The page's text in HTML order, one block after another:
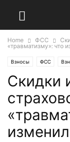
Home ФСС
«травматизму»: что
Взносы ФСС
Скидки